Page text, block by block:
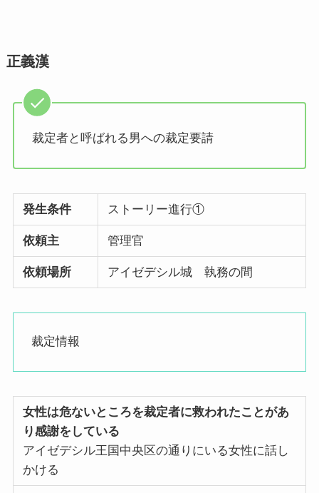
正義漢
裁定者と呼ばれる男への裁定要請
発生条件 ストーリー進行①
依頼主 管理官
依頼場所 アイゼデシル城 執務の間
裁定情報
女性は危ないところを裁定者に救われたことがあ
り感謝をしている
アイゼデシル王国中央区の通りにいる女性に話し
かける